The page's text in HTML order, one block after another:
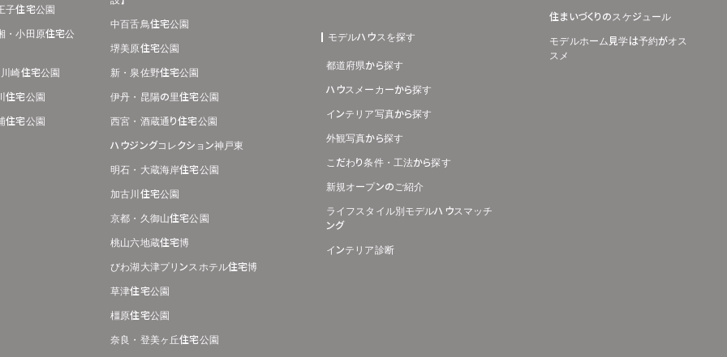
子住宅公園
・小田原住宅公
崎住宅公園
住宅公園
住宅公園
中百舌鳥住宅公園
堺美原住宅公園
新・泉佐野住宅公園
伊丹・昆陽の里住宅公園
西宮・酒蔵通り住宅公園
ハウジングコレクション神戸東
明石・大蔵海岸住宅公園
加古川住宅公園
京都・久御山住宅公園
桃山六地蔵住宅博
びわ湖大津プリンスホテル住宅博
草津住宅公園
橿原住宅公園
奈良・登美ヶ丘住宅公園
モデルハウスを探す
都道府県から探す
ハウスメーカーから探す
インテリア写真から探す
外観写真から探す
こだわり条件・工法から探す
新規オープンのご紹介
ライフスタイル別モデルハウスマッチ
ング
インテリア診断
住まいづくりのスケジュール
モデルホーム見学は予約がオス
スメ